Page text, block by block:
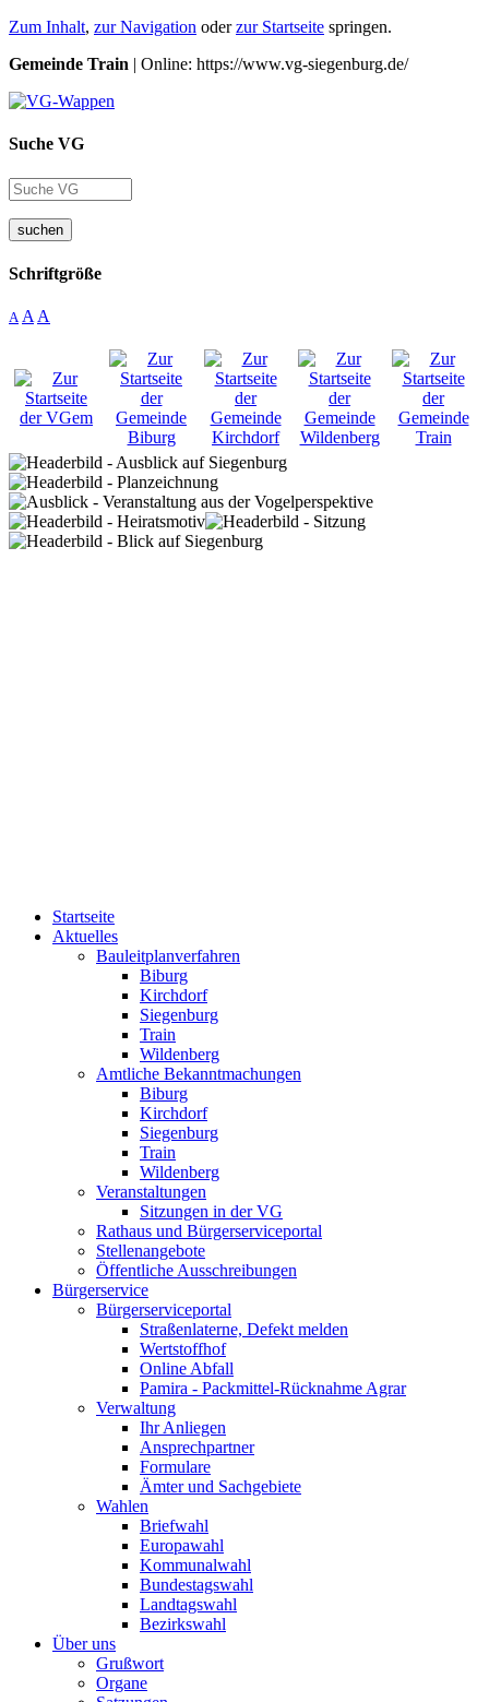
Zum Inhalt, zur Navigation oderzur Startseite springen.
Gemeinde Train | Online: https://www.vg-siegenburg.de/
Suche VG
suchen
Schriftgröße
A A A
Startseite
Aktuelles
Bauleitplanverfahren
Biburg
Kirchdorf
Siegenburg
Train
Wildenberg
Amtliche Bekanntmachungen
Biburg
Kirchdorf
Siegenburg
Train
Wildenberg
Veranstaltungen
Sitzungen in der VG
Rathaus und Bürgerserviceportal
Stellenangebote
Öffentliche Ausschreibungen
Bürgerservice
Bürgerserviceportal
Straßenlaterne, Defekt melden
Wertstoffhof
Online Abfall
Pamira - Packmittel-Rücknahme Agrar
Verwaltung
Ihr Anliegen
Ansprechpartner
Formulare
Ämter und Sachgebiete
Wahlen
Briefwahl
Europawahl
Kommunalwahl
Bundestagswahl
Landtagswahl
Bezirkswahl
Über uns
Grußwort
Organe